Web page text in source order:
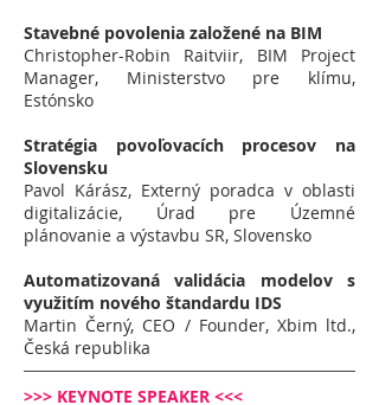
Stavebné povolenia založené na BIM
Christopher-Robin Raitviir, BIM Project
Manager, Ministerstvo pre klímu,
Estónsko
Stratégia povoľovacích procesov na
Slovensku
Pavol Kárász, Externý poradca v oblasti
digitalizácie, Úrad pre Územné
plánovanie a výstavbu SR, Slovensko
Automatizovaná validácia modelov s
využitím nového štandardu IDS
Martin Černý, CEO / Founder, Xbim ltd.,
Česká republika
>>> KEYNOTE SPEAKER <<<